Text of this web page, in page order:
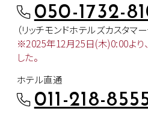
050-1732-
（リッチモンドホテルズカスタマー
※2025年12月25日(木)0:00より、
した。
ホテル直通
011-218-